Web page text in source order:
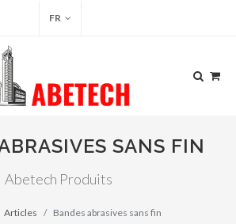
FR
SANS FIN
Abetech Produits
Articles Bandes abrasives sans fin